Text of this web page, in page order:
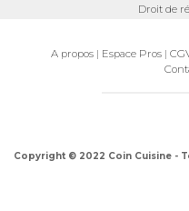
Droit de
A propos | Espace Pros |
Copyright © 2022 Coin Cuisine -